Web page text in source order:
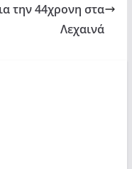
την 44χρονη στα
Λεχαινά